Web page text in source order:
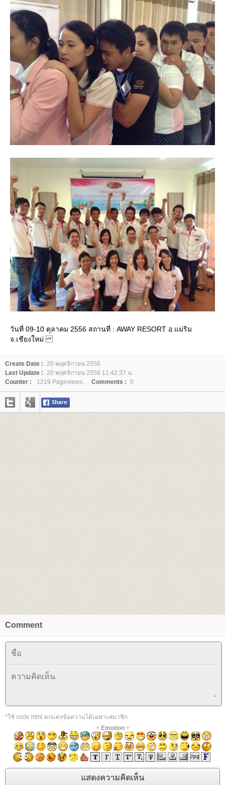
วันที่ 09-10 ตุลาคม 2556 สถานที่ : AWAY RESORT อ.แม่ริม
จ.เชียงใหม่
Create Date :
20 พฤศจิกายน 2556
Last Update :
20 พฤศจิกายน 2556 11:42:37 น.
Counter :
1219 Pageviews. Comments : 0
Comment
*ใช้ code html ตกแต่งข้อความได้เฉพาะสมาชิก
+ Emotion+